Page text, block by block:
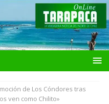
de Los Cóndores tras
ven como Chilito»